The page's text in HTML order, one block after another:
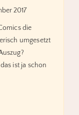
2017
die
umgesetzt
ist ja schon